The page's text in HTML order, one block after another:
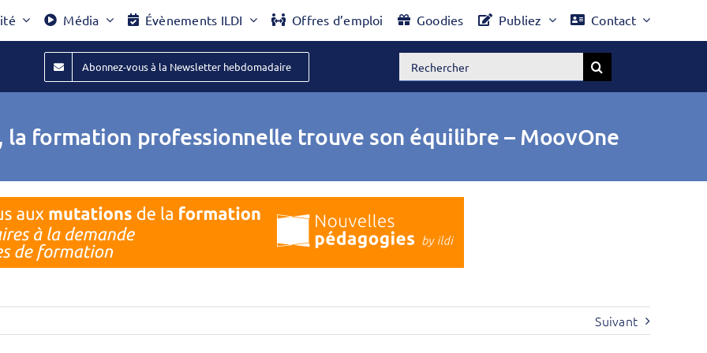
Média Évènements ILDI Offres d’emploi Goodies Publiez Contact
Abonnez-vous à la Newsletter hebdomadaire Rechercher:
la formation professionnelle trouve son équilibre – MoovOne
Suivant